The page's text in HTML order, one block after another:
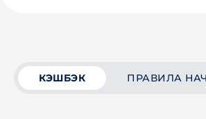
КЭШБЭК ПРАВИЛА